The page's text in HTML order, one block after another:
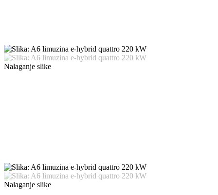
Nalaganje slike
Nalaganje slike